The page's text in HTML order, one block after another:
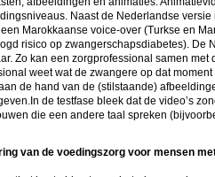
Naast de Nederlandse versie
Marokkaanse voice-over (Turkse en
risico op zwangerschapsdiabetes). De
Zo kan een zorgprofessional samen met
weet wat de zwangere op dat moment
de hand van de (stilstaande)
de testfase bleek dat de video’s
die een andere taal spreken
van de voedingszorg voor mensen